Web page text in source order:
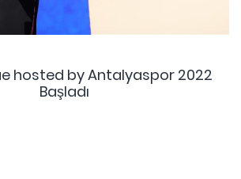
hosted by Antalyaspor 2022
Başladı